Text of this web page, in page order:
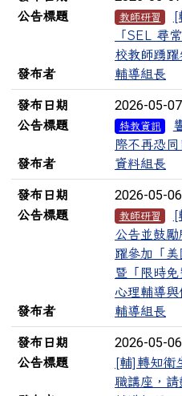
公告標題 教師研習
[
「SEL 尋
校教師踴躍
發布者
輔導組長
發布日期 2026-05-07
公告標題 特教資訊
際不再恐
發布者
資料組長
發布日期 2026-05-06
公告標題 教師研習
[
公告並鼓
躍參加「美
暨「限時
心理輔導
發布者
輔導組長
發布日期 2026-05-06
公告標題
[輔]轉知衛
職講座，請